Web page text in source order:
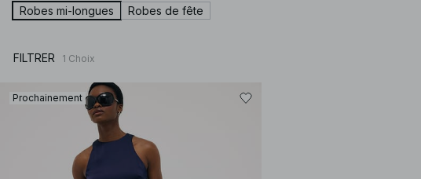
Tops
Chemises & Blouses
Manteaux & Vestes
Lingerie
Bijoux
Ceintures
Écharpes & Foulards
Chapeaux & Casquettes
Accessoires pour cheveux
Chaussures à talons hauts
Bottes & Bottines
Robes mi-longues Robes de fête
FILTRER 1 Choix
Prochainement